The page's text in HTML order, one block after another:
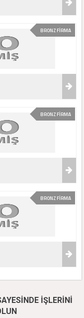
BRONZ FİRMA
BRONZ FİRMA
BRONZ FİRMA
İŞLERİNİ